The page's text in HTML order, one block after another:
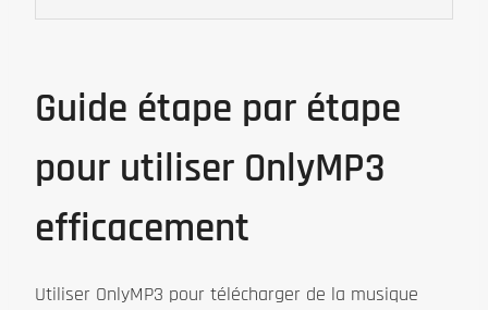
Guide étape par étape
pour utiliser OnlyMP3
efficacement
Utiliser OnlyMP3 pour télécharger de la musique